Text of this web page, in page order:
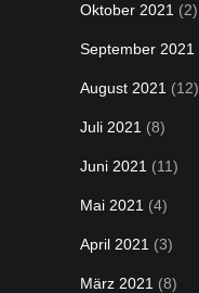
Oktober 2021 (2)
September 2021
August 2021 (12)
Juli 2021 (8)
Juni 2021 (11)
Mai 2021 (4)
April 2021 (3)
März 2021 (8)